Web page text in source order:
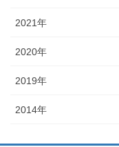
2021年
2020年
2019年
2014年